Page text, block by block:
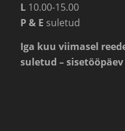
L10.00-15.00
P & E suletud
Iga kuu viimasel
suletud – sisetööpäev